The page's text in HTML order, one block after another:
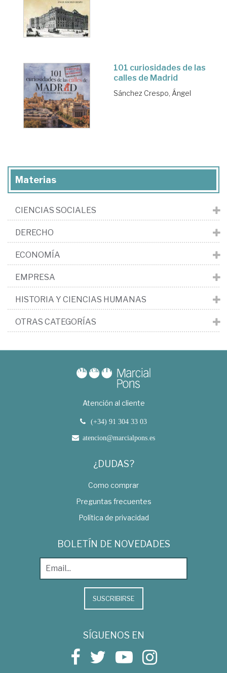
101 curiosidades de las
calles de Madrid
Sánchez Crespo, Ángel
Materias
CIENCIAS SOCIALES
DERECHO
ECONOMÍA
EMPRESA
HISTORIA Y CIENCIAS HUMANAS
OTRAS CATEGORÍAS
Atención al cliente
(+34) 91 304 33 03
atencion@marcialpons.es
¿DUDAS?
Como comprar
Preguntas frecuentes
Política de privacidad
BOLETÍN DE NOVEDADES
SUSCRIBIRSE
SÍGUENOS EN